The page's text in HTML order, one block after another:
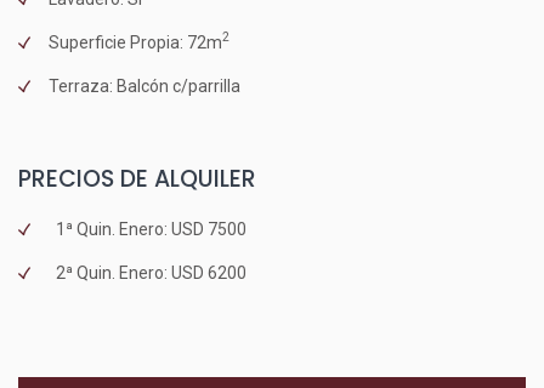
Superficie Propia: 72m2
Terraza: Balcón c/parrilla
PRECIOS DE ALQUILER
1ª Quin. Enero: USD 7500
2ª Quin. Enero: USD 6200